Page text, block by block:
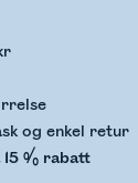
og enkel retur
15 % rabatt